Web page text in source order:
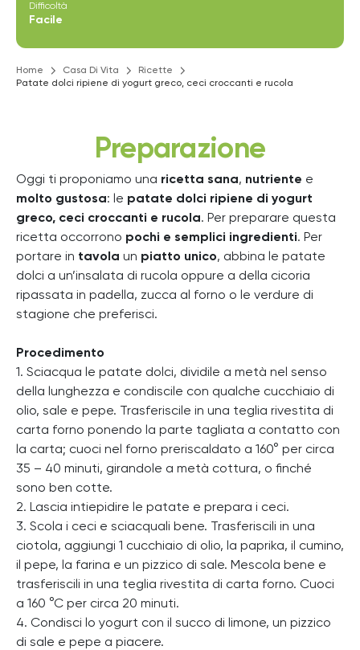
Difficoltà
Facile
Home Casa Di Vita
Ricette
Patate dolci ripiene di yogurt greco, ceci croccanti e rucola
Preparazione
Oggi ti proponiamo una ricetta sana, nutriente e
molto gustosa: le patate dolci ripiene di yogurt
greco, ceci croccanti e rucola. Per preparare questa
ricetta occorrono pochi e semplici ingredienti. Per
portare in tavola un piatto unico, abbina le patate
dolci a un’insalata di rucola oppure a della cicoria
ripassata in padella, zucca al forno o le verdure di
stagione che preferisci.
Procedimento
1. Sciacqua le patate dolci, dividile a metà nel senso
della lunghezza e condiscile con qualche cucchiaio di
olio, sale e pepe. Trasferiscile in una teglia rivestita di
carta forno ponendo la parte tagliata a contatto con
la carta; cuoci nel forno preriscaldato a 160° per circa
35 – 40 minuti, girandole a metà cottura, o finché
sono ben cotte.
2. Lascia intiepidire le patate e prepara i ceci.
3. Scola i ceci e sciacquali bene. Trasferiscili in una
ciotola, aggiungi 1 cucchiaio di olio, la paprika, il cumino,
il pepe, la farina e un pizzico di sale. Mescola bene e
trasferiscili in una teglia rivestita di carta forno. Cuoci
a 160 °C per circa 20 minuti.
4. Condisci lo yogurt con il succo di limone, un pizzico
di sale e pepe a piacere.